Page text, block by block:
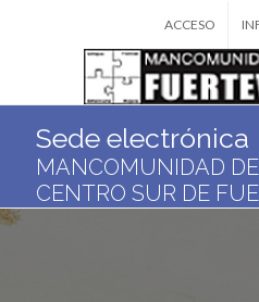
ACCESO
Sede electrónica
MANCOMUNIDAD
CENTRO SUR DE